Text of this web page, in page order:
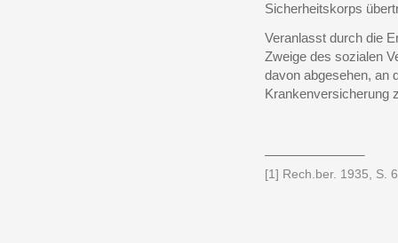
Sicherheitskorps
Veranlasst durch die
Zweige des sozialen
davon abgesehen, an
Krankenversicherung
[1] Rech.ber. 1935, S.